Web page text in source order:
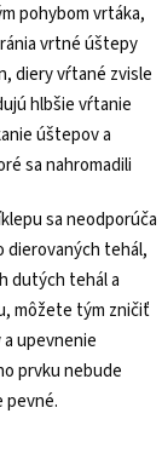
pohybom vrtáka,
vrtné úštepy
diery vŕtané zvisle
hlbšie vŕtanie
úštepov a
sa nahromadili
sa neodporúča
dierovaných tehál,
dutých tehál a
môžete tým zničiť
upevnenie
prvku nebude